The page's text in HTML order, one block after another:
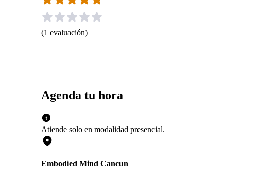
(1 evaluación)
Agenda tu hora
Atiende solo en modalidad presencial.
Embodied Mind Cancun